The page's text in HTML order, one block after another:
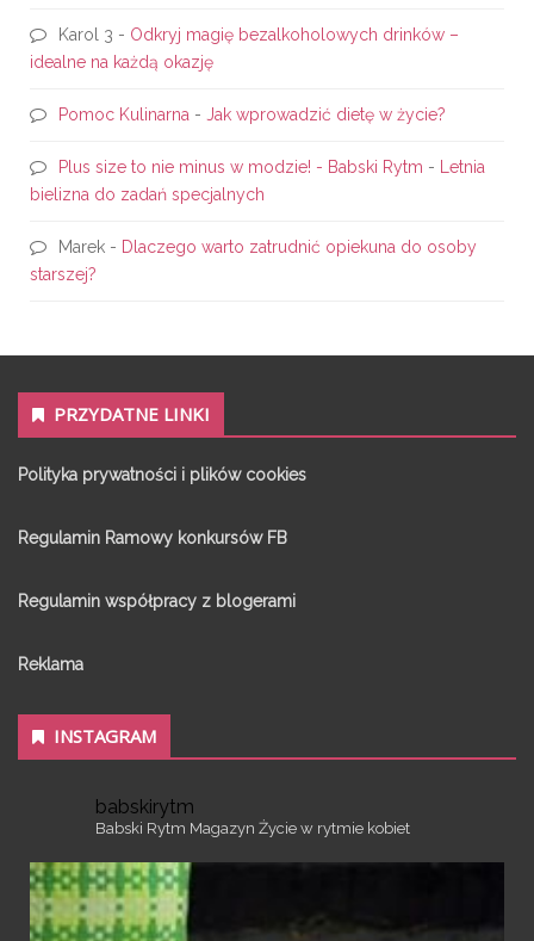
Karol 3 - Odkryj magię bezalkoholowych drinków –
idealne na każdą okazję
Pomoc Kulinarna - Jak wprowadzić dietę w życie?
Plus size to nie minus w modzie! - Babski Rytm -
Letnia
bielizna do zadań specjalnych
Marek - Dlaczego warto zatrudnić opiekuna do osoby
starszej?
PRZYDATNE LINKI
Polityka prywatności i plików cookies
Regulamin Ramowy konkursów FB
Regulamin współpracy z blogerami
Reklama
INSTAGRAM
babskirytm
Babski Rytm Magazyn Życie w rytmie kobiet